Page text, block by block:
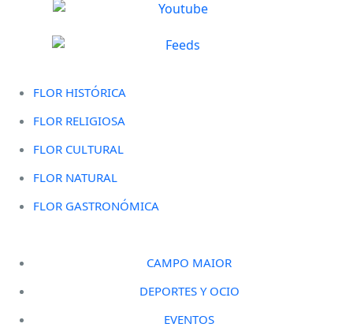
FLOR HISTÓRICA
FLOR RELIGIOSA
FLOR CULTURAL
FLOR NATURAL
FLOR GASTRONÓMICA
CAMPO MAIOR
DEPORTES Y OCIO
EVENTOS